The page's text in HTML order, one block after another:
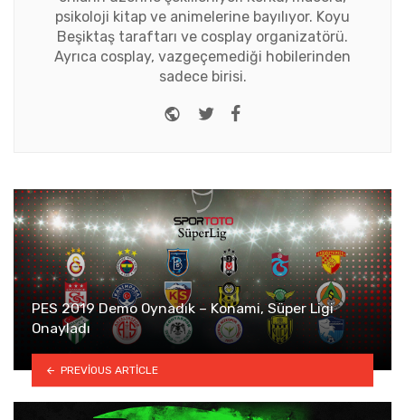
psikoloji kitap ve animelerine bayılıyor. Koyu
Beşiktaş taraftarı ve cosplay organizatörü.
Ayrıca cosplay, vazgeçemediği hobilerinden
sadece birisi.
Website
Twitter
PES 2019 Demo Oynadık – Konami, Süper Ligi
Onayladı
PREVIOUS ARTICLE